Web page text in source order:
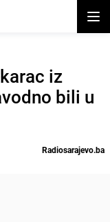
iz
bili u
Radiosarajevo.ba